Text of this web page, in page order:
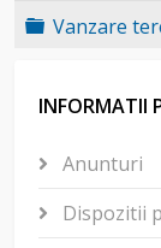
Folder
Vanzare
INFORMATII
Anunturi
Dispozitii